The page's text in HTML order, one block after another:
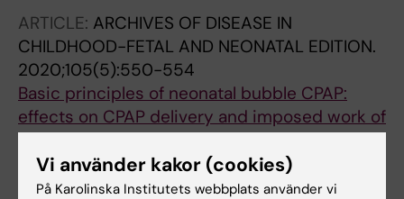
ARTICLE: ARCHIVES OF DISEASE IN
CHILDHOOD-FETAL AND NEONATAL EDITION.
2020;105(5):550-554
Basic principles of neonatal bubble CPAP:
effects on CPAP delivery and imposed work of
breathing when altering the original design
Baldursdottir S; Falk M; Donaldsson S; Jonsson
B; Drevhammar T
Alla författare
Vi använder kakor (cookies)
På Karolinska Institutets webbplats använder vi